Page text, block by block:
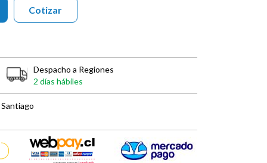
Cotizar
Despacho a Regiones
2 días hábiles